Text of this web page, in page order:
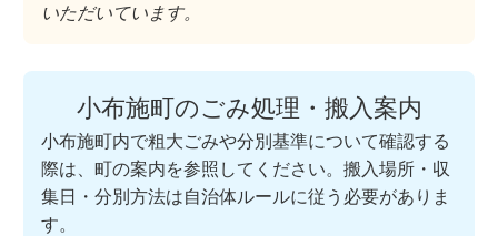
いただいています。
小布施町のごみ処理・搬入案内
小布施町内で粗大ごみや分別基準について確認する
際は、町の案内を参照してください。搬入場所・収
集日・分別方法は自治体ルールに従う必要がありま
す。